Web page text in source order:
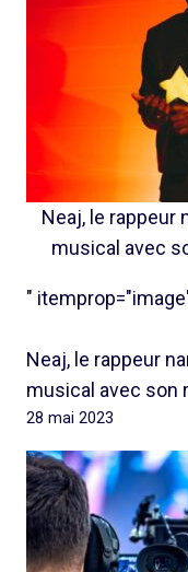
Neaj, le rappeur
musical avec
"
Neaj, le rappeur
musical avec son
28 mai 2023